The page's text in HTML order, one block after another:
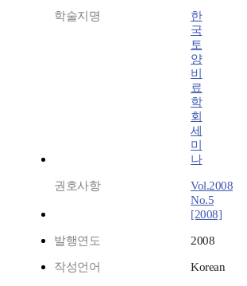
학술지명
한
국
토
양
비
료
학
회
세
미
나
권호사항
Vol.2008
No.5
[2008]
발행연도 2008
작성언어 Korean